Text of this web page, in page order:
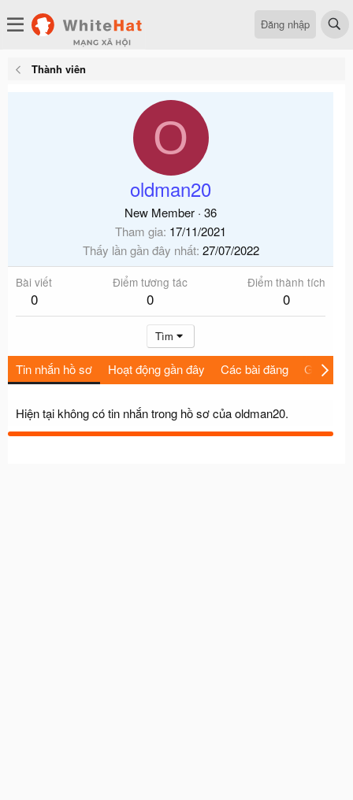
Đăng nhập
Thành viên
O
oldman20
New Member · 36
Tham gia 17/11/2021
Thấy lần gần đây nhất 27/07/2022
Bài viết
0
Điểm tương tác
0
Điểm thành tích
0
Tìm
Tin nhắn hồ sơ Hoạt động gần đây Các bài đăng Giới thiệu
Hiện tại không có tin nhắn trong hồ sơ của oldman20.